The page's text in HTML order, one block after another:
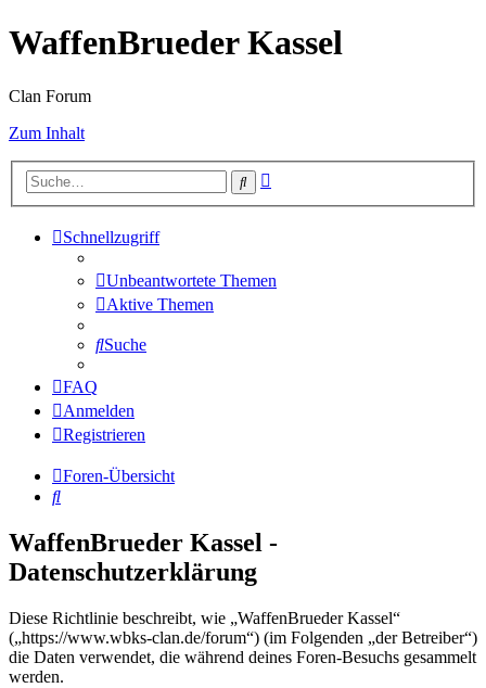
WaffenBrueder Kassel
Clan Forum
Zum Inhalt
Suche
Schnellzugriff
Unbeantwortete Themen
Aktive Themen
Suche
FAQ
Anmelden
Registrieren
Foren-Übersicht
Suche
WaffenBrueder Kassel -
Datenschutzerklärung
Diese Richtlinie beschreibt, wie „WaffenBrueder Kassel“
(„https://www.wbks-clan.de/forum“) (im Folgenden „der Betreiber“)
die Daten verwendet, die während deines Foren-Besuchs gesammelt
werden.